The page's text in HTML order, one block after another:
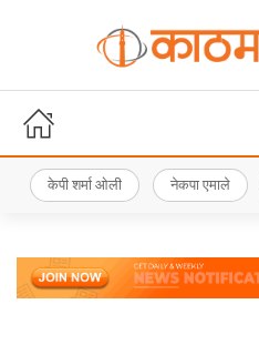
केपी शर्मा ओली नेकपा एमाले